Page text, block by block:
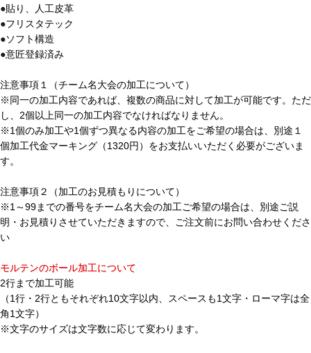
●貼り、人工皮革
●フリスタテック
●ソフト構造
●意匠登録済み
注意事項１（チーム名大会の加工について）
※同一の加工内容であれば、複数の商品に対して加工が可能です。ただ
し、2個以上同一の加工内容でなければなりません。
※1個のみ加工や1個ずつ異なる内容の加工をご希望の場合は、別途１
個加工代金マーキング（1320円）をお支払いいただく必要がございま
す。
注意事項２（加工のお見積もりについて）
※1～99までの番号をチーム名大会の加工ご希望の場合は、別途ご説
明・お見積りさせていただきますので、ご注文前にお問い合わせくださ
い
モルテンのボール加工について
2行まで加工可能
（1行・2行ともそれぞれ10文字以内、スペースも1文字・ローマ字は全
角1文字）
※文字のサイズは文字数に応じて変わります。